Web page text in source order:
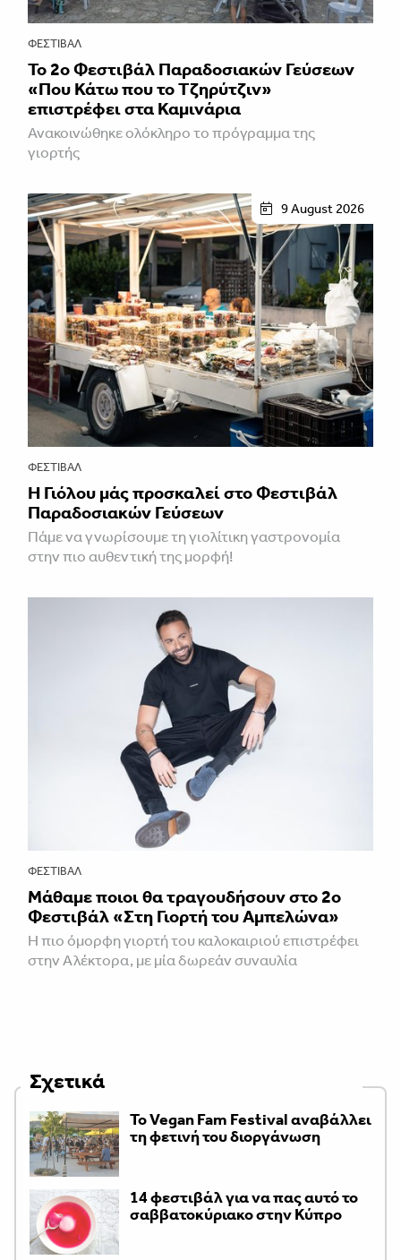
ΦΕΣΤΙΒΑΛ
Το 2ο Φεστιβάλ Παραδοσιακών Γεύσεων
«Που Κάτω που το Τζηρύτζιν»
επιστρέφει στα Καμινάρια
Ανακοινώθηκε ολόκληρο το πρόγραμμα της
γιορτής
9 August 2026
ΦΕΣΤΙΒΑΛ
Η Γιόλου μάς προσκαλεί στο Φεστιβάλ
Παραδοσιακών Γεύσεων
Πάμε να γνωρίσουμε τη γιολίτικη γαστρονομία
στην πιο αυθεντική της μορφή!
ΦΕΣΤΙΒΑΛ
Μάθαμε ποιοι θα τραγουδήσουν στο 2ο
Φεστιβάλ «Στη Γιορτή του Αμπελώνα»
Η πιο όμορφη γιορτή του καλοκαιριού επιστρέφει
στην Αλέκτορα, με μία δωρεάν συναυλία
Σχετικά
Το Vegan Fam Festival αναβάλλει
τη φετινή του διοργάνωση
14 φεστιβάλ για να πας αυτό το
σαββατοκύριακο στην Κύπρο